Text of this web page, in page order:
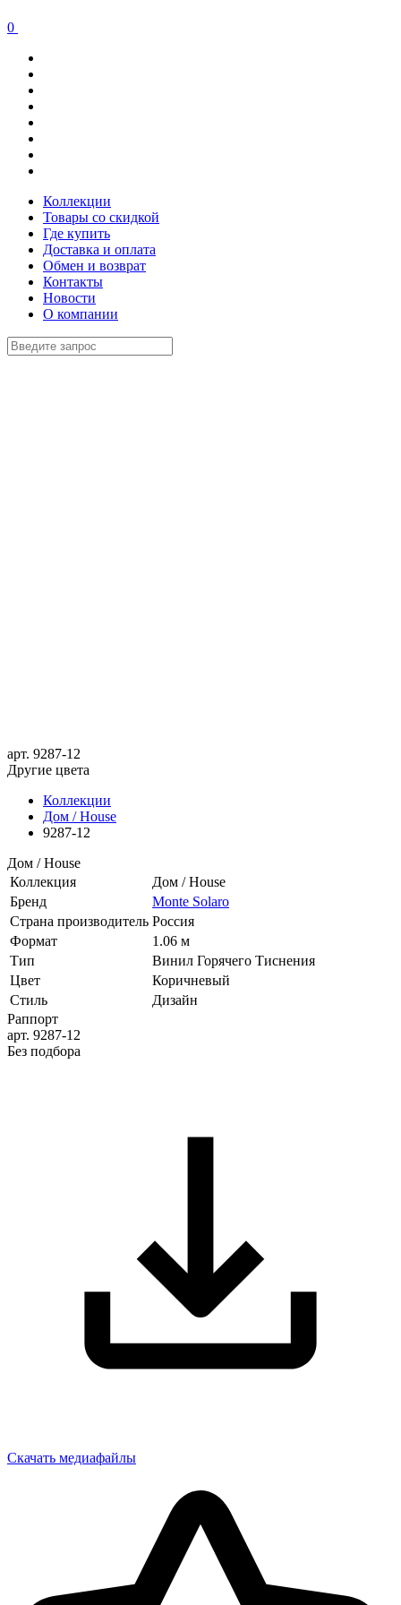
0
Коллекции
Товары со скидкой
Где купить
Доставка и оплата
Обмен и возврат
Контакты
Новости
О компании
арт. 9287-12
Другие цвета
Коллекции
Дом / House
9287-12
Дом / House
Коллекция
Дом / House
Бренд
Monte Solaro
Страна производитель Россия
Формат
1.06 м
Тип
Винил Горячего Тиснения
Цвет
Коричневый
Стиль
Дизайн
Раппорт
арт. 9287-12
Без подбора
Скачать медиафайлы